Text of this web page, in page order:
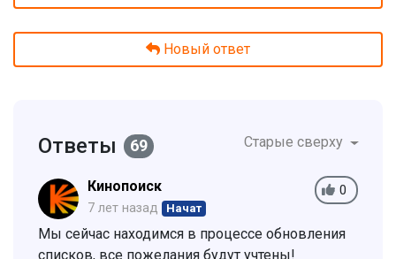
Новый ответ
Ответы 69 Старые сверху
0
Кинопоиск
7 лет назад Начат
Мы сейчас находимся в процессе обновления
списков, все пожелания будут учтены!